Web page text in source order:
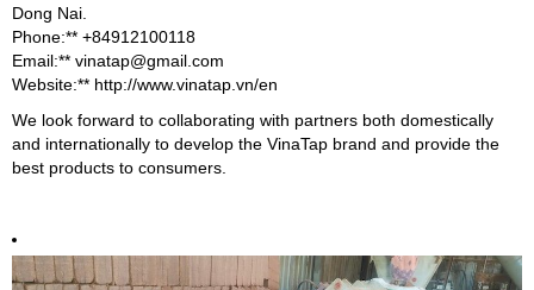
Dong Nai.
Phone:** +84912100118
Email:** vinatap@gmail.com
Website:** http://www.vinatap.vn/en
We look forward to collaborating with partners both domestically
and internationally to develop the VinaTap brand and provide the
best products to consumers.